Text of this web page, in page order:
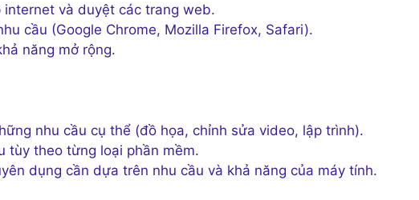
và duyệt các trang web.
cầu (Google Chrome, Mozilla Firefox, Safari).
năng mở rộng.
nhu cầu cụ thể (đồ họa, chỉnh sửa video, lập trình).
tùy theo từng loại phần mềm.
dụng cần dựa trên nhu cầu và khả năng của máy tính.